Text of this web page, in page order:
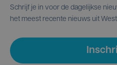
Schrijf je in voor de dagelijkse
het meest recente nieuws uit